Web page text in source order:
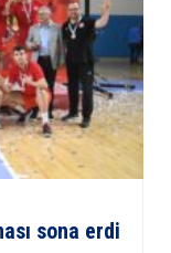
sona erdi